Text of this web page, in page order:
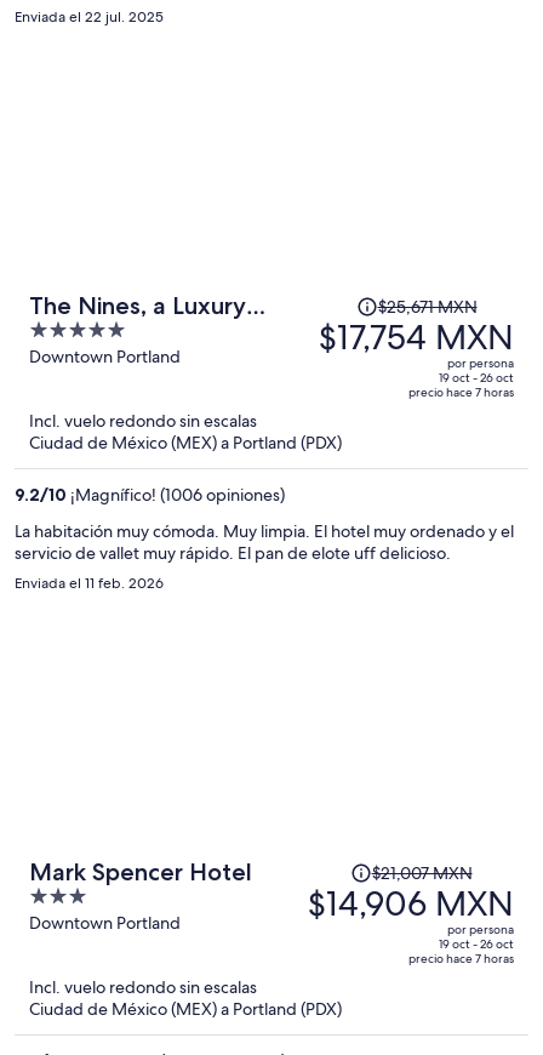
Enviada el 22 jul. 2025
The Nines, a Luxury
Collection Hotel,
Portland
5
out
Downtown Portland
precio
era
$25,671 MXN
ahora
$17,754 MXN
por
$25,671 MXN
$17,754 MXN
por persona
19 oct - 26 oct
precio hace 7 horas
Incl. vuelo redondo sin escalas
Ciudad de México (MEX) a Portland (PDX)
9.2/10 ¡Magnífico! (1006 opiniones)
La habitación muy cómoda. Muy limpia. El hotel muy ordenado y el
servicio de vallet muy rápido. El pan de elote uff delicioso.
Enviada el 11 feb. 2026
Mark Spencer Hotel
3
out
Downtown Portland
precio
era
$21,007 MXN
ahora
$21,007 MXN
$14,906 MXN
por persona
19 oct - 26 oct
precio hace 7 horas
Incl. vuelo redondo sin escalas
Ciudad de México (MEX) a Portland (PDX)